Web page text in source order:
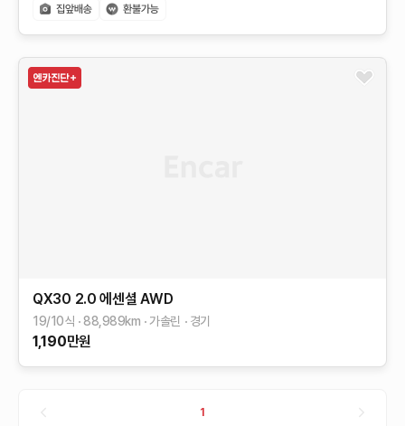
QX30 2.0 에센셜 AWD
19/10식 88,989km 가솔린 경기
1,190만원
1